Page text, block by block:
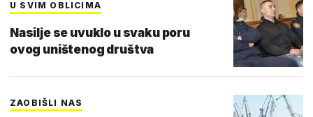
U SVIM OBLICIMA
Nasilje se uvuklo u svaku poru
ovog uništenog društva
ZAOBIŠLI NAS